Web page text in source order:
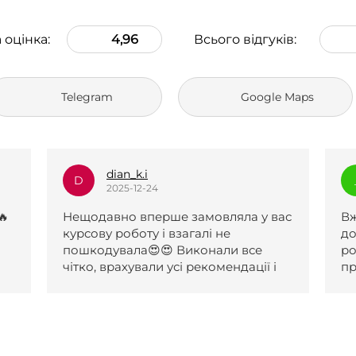
4,96 Всього відгуків:
Telegram Google Maps
_ _l.e.k.s.a.n.a_
2025-12-23
Вже два рази зверталася по вашу
допомогу, роботи чудові. Першу
роботу прийняли після одної
правки, другу з першого разу. За